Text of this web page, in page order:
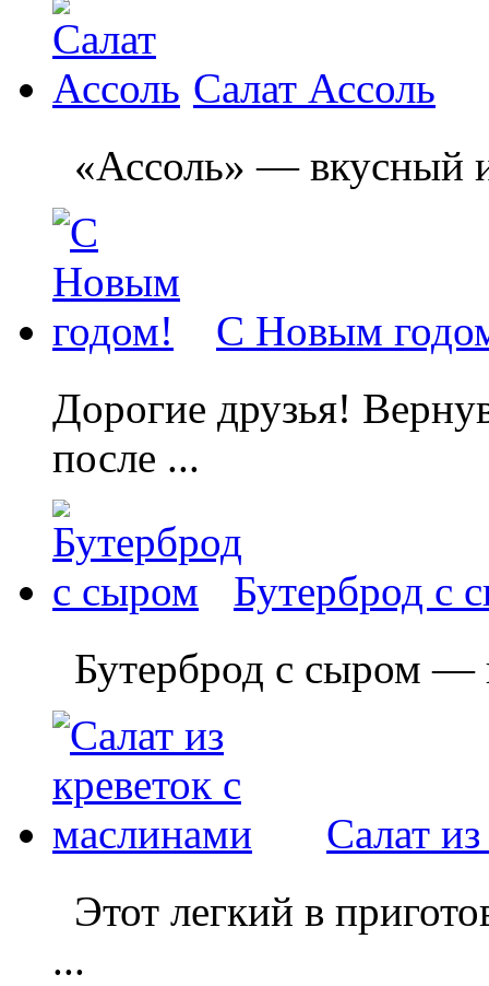
Салат Ассоль
«Ассоль» — вкусный и
С Новым
Дорогие друзья!
после ...
Бутерброд с
Бутерброд с сыром —
Салат
Этот легкий в
...